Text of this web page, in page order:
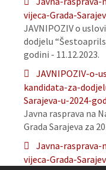
vijeca-Grada-
JAVNIPOZIV o
dodjelu
godini - 11.12.2023.
JAVNIPOZIV-o-
kandidata-za-
Sarajeva-u-2024-
Javna rasprava na
Grada Sarajeva za
Javna-
vijeca-Grada-